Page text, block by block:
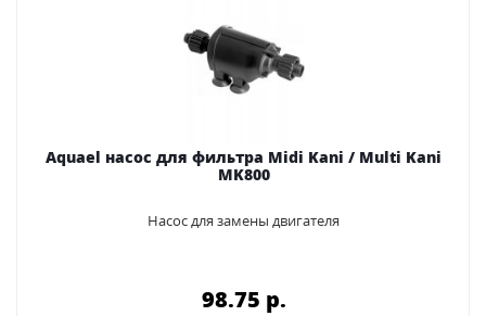
Aquael насос для фильтра Midi Kani / Multi Kani
MK800
Насос для замены двигателя
98.75 p.